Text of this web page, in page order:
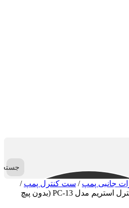
جانبی پمپ / ست کنترل پمپ /
ست کنترل استریم مدل PC-13 (بدون پیچ